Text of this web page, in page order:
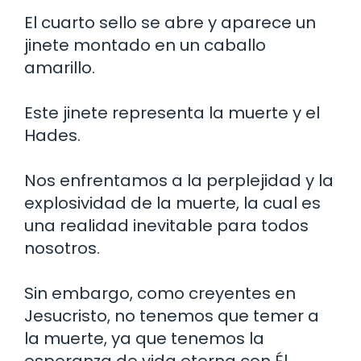
El cuarto sello se abre y aparece un
jinete montado en un caballo
amarillo.
Este jinete representa la muerte y el
Hades.
Nos enfrentamos a la perplejidad y la
explosividad de la muerte, la cual es
una realidad inevitable para todos
nosotros.
Sin embargo, como creyentes en
Jesucristo, no tenemos que temer a
la muerte, ya que tenemos la